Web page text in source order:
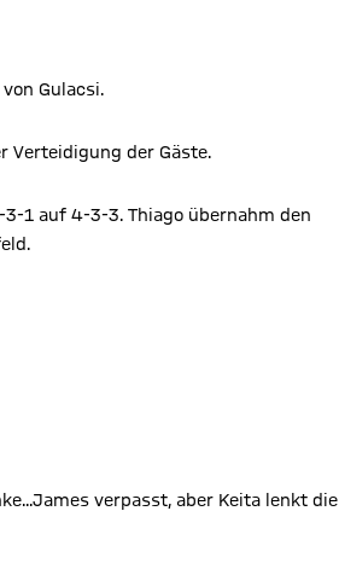
Gulacsi.
Verteidigung der Gäste.
1 auf 4-3-3. Thiago übernahm den
verpasst, aber Keita lenkt die